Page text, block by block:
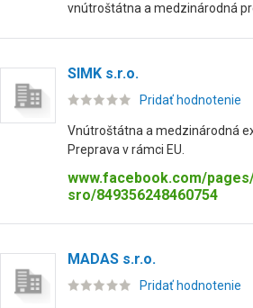
vnútroštátna a medzinárodná
SIMK s.r.o.
Pridať hodnotenie
Vnútroštátna a medzinárodná
Preprava v rámci EU.
www.facebook.com/
sro/849356248460754
MADAS s.r.o.
Pridať hodnotenie